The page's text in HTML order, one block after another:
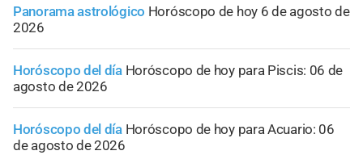
Panorama astrológico Horóscopo de hoy 6 de agosto de
2026
Horóscopo del día Horóscopo de hoy para Piscis: 06 de
agosto de 2026
Horóscopo del día Horóscopo de hoy para Acuario: 06
de agosto de 2026